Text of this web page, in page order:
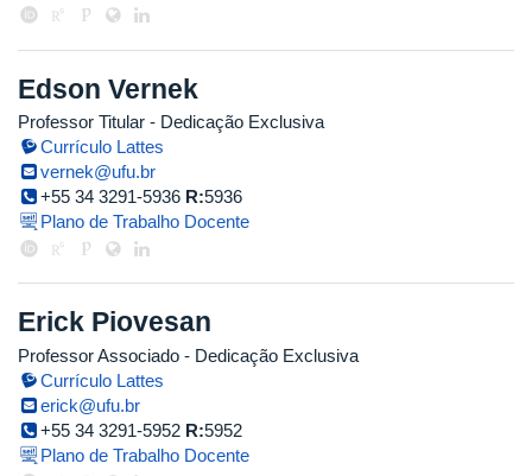
Edson Vernek
Professor Titular - Dedicação Exclusiva
Currículo Lattes
vernek@ufu.br
+55 34 3291-5936 R:5936
Plano de Trabalho Docente
Erick Piovesan
Professor Associado - Dedicação Exclusiva
Currículo Lattes
erick@ufu.br
+55 34 3291-5952 R:5952
Plano de Trabalho Docente